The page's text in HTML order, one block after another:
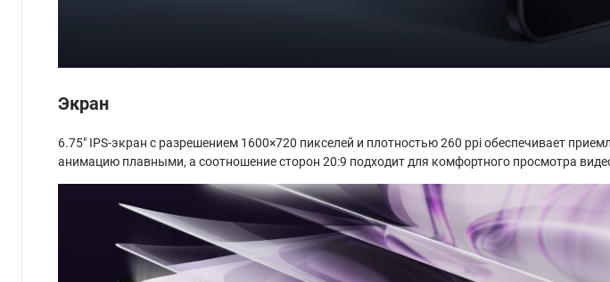
Экран
6.75" IPS-экран с разрешением 1600×720 пикселей и плотностью 260 ppi обеспечивает
анимацию плавными, а соотношение сторон 20:9 подходит для комфортного просмотра